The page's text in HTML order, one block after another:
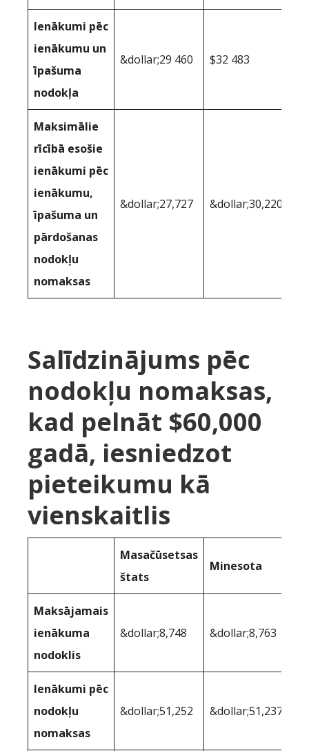
Ienākumi pēc
ienākumu un
īpašuma
nodokļa
&dollar;29 460 $32 483
Maksimālie
rīcībā esošie
ienākumi pēc
ienākumu,
īpašuma un
pārdošanas
nodokļu
nomaksas
&dollar;27,727 &dollar;30,220
Salīdzinājums pēc
nodokļu nomaksas,
kad pelnāt $60,000
gadā, iesniedzot
pieteikumu kā
vienskaitlis
Masačūsetsas
štats
Minesota
Maksājamais
ienākuma
nodoklis
&dollar;8,748 &dollar;8,763
Ienākumi pēc
nodokļu
nomaksas
&dollar;51,252 &dollar;51,237